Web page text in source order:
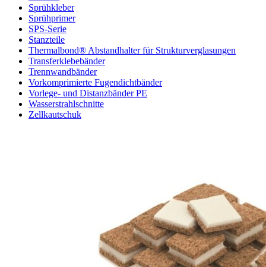
Sprühkleber
Sprühprimer
SPS-Serie
Stanzteile
Thermalbond® Abstandhalter für Strukturverglasungen
Transferklebebänder
Trennwandbänder
Vorkomprimierte Fugendichtbänder
Vorlege- und Distanzbänder PE
Wasserstrahlschnitte
Zellkautschuk